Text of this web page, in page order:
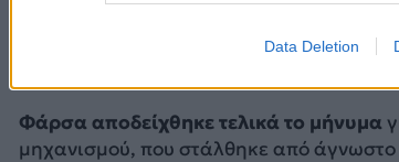
Data Deletion
Προς το παρόν δεν έχει δοθεί εντολή
Φάρσα αποδείχθηκε τελικά το μήνυμα
μηχανισμού, που στάλθηκε από άγνωστο